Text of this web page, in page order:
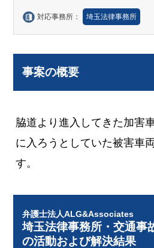
対応事務所： 埼玉法律事務所
事案の概要
脇道より進入してきた加害
に入ろうとしていた被害車
す。
弁護士法人ALG&Associates
埼玉法律事務所・交通事
の活動および解決結果